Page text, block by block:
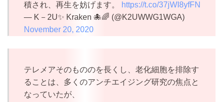
積され、再生を妨げます。
https://t.co/37jWI8yfFN
— K－2U✨ Kraken 🐙🌈 (@K2UWWG1WGA)
November 20, 2020
テレメアそのもののを長くし、老化細胞を排除す
ることは、多くのアンチエイジング研究の焦点と
なっていたが、